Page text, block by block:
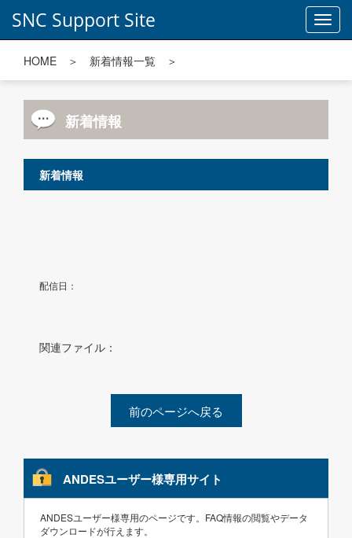
SNC Support Site
HOME ＞ 新着情報一覧 ＞
新着情報
新着情報
配信日：
関連ファイル：
前のページへ戻る
ANDESユーザー様専用サイト
ANDESユーザー様専用のページです。FAQ情報の閲覧やデータ
ダウンロードが行えます。